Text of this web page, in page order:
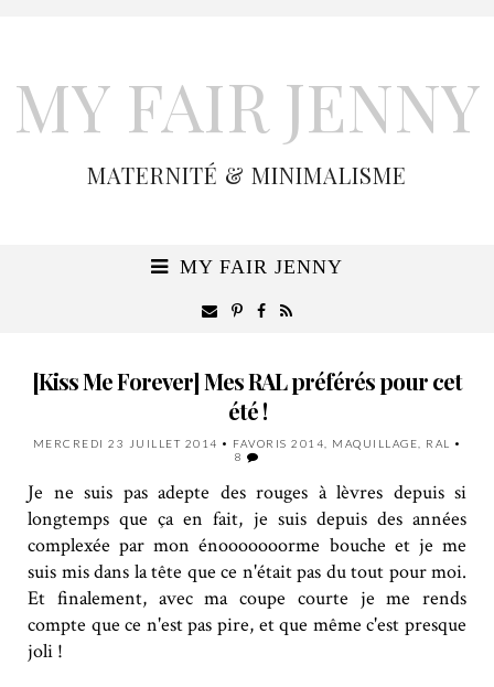
MY FAIR JENNY
MATERNITÉ & MINIMALISME
MY FAIR JENNY
[Kiss Me Forever] Mes RAL préférés pour cet
été !
MERCREDI 23 JUILLET 2014 • FAVORIS 2014 MAQUILLAGE RAL
•
8
Je ne suis pas adepte des rouges à lèvres depuis si
longtemps que ça en fait, je suis depuis des années
complexée par mon énooooooorme bouche et je me
suis mis dans la tête que ce n'était pas du tout pour moi.
Et finalement, avec ma coupe courte je me rends
compte que ce n'est pas pire, et que même c'est presque
joli !